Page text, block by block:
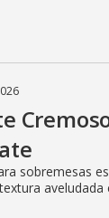
sobremesas
aveludada